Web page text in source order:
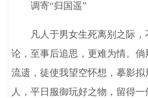
调寄“归国遥”
凡人于男女生死离别之际，
论，至事后追思，更难为情。
流遗，徒使我望空怀想，摹影
人，平日服御玩好之物，留得一